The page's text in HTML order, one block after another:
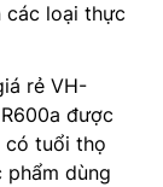
các loại thực
rẻ VH-
được
có tuổi thọ
phẩm dùng